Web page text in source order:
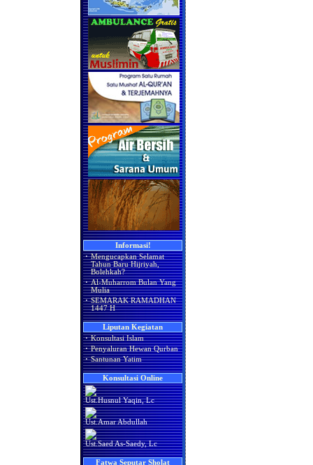
Informasi!
· Mengucapkan Selamat
Tahun Baru Hijriyah,
Bolehkah?
· Al-Muharrom Bulan Yang
Mulia
· SEMARAK RAMADHAN
1447 H
Liputan Kegiatan
· Konsultasi Islam
· Penyaluran Hewan Qurban
· Santunan Yatim
Konsultasi Online
Ust.Husnul Yaqin, Lc
Ust.Amar Abdullah
Ust.Saed As-Saedy, Lc
Fatwa Seputar Sholat